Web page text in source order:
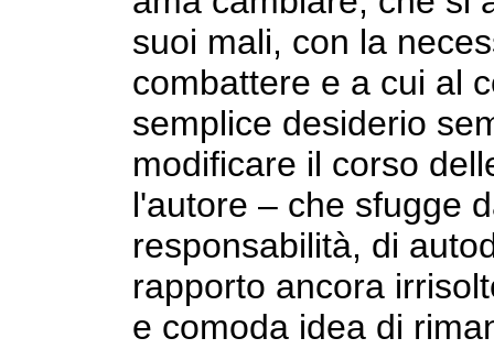
suoi mali, con la
combattere e a cui al
semplice desiderio
modificare il corso
l'autore – che sfugge
responsabilità, di
rapporto ancora
e comoda idea di